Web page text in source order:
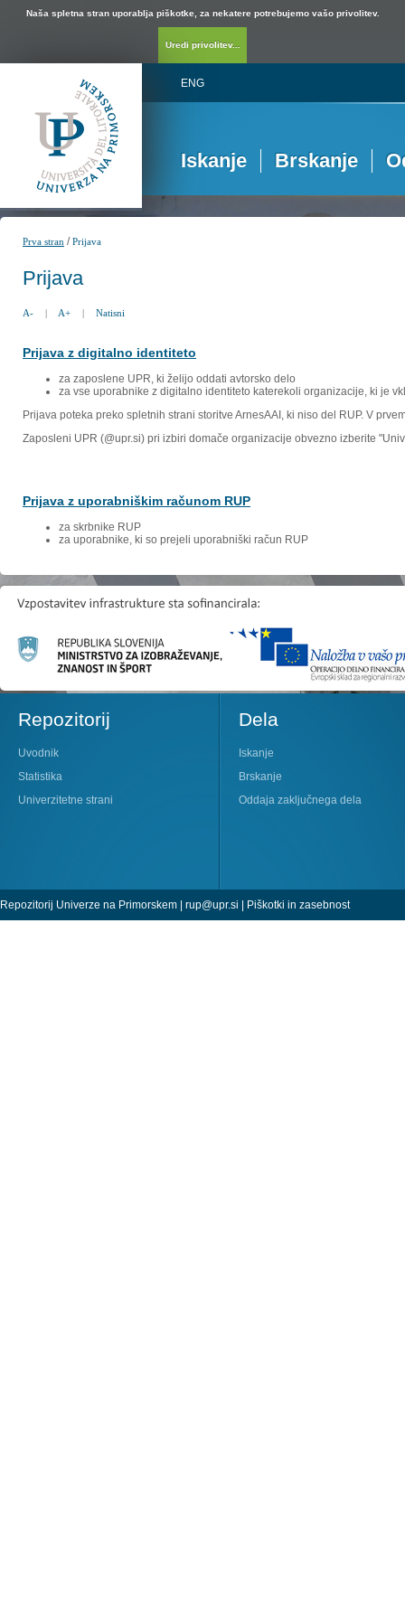
Naša spletna stran uporablja piškotke, za nekatere potrebujemo vašo privolitev.
Uredi privolitev...
ENG
Iskanje Brskanje
Prva stran /Prijava
Prijava
A- | A+ | Natisni
Prijava z digitalno identiteto
za zaposlene UPR, ki želijo oddati avtorsko delo
za vse uporabnike z digitalno identiteto katerekoli organizacije, ki je
Prijava poteka preko spletnih strani storitve ArnesAAI, ki niso del RUP. V
Zaposleni UPR (@upr.si) pri izbiri domače organizacije obvezno izberite
Prijava z uporabniškim računom RUP
za skrbnike RUP
za uporabnike, ki so prejeli uporabniški račun RUP
Repozitorij
Uvodnik
Statistika
Univerzitetne strani
Dela
Iskanje
Brskanje
Oddaja zaključnega dela
Repozitorij Univerze na Primorskem | rup@upr.si | Piškotki in zasebnost